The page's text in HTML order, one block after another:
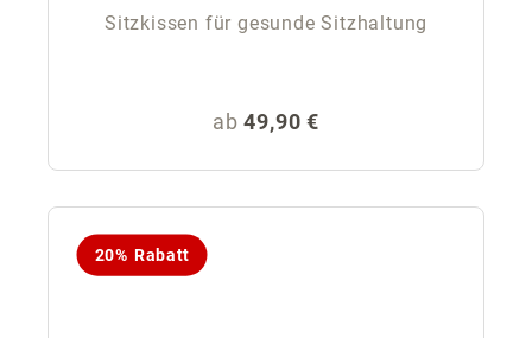
Sitzkissen für gesunde Sitzhaltung
Regulärer Preis:
ab49,90 €
20% Rabatt